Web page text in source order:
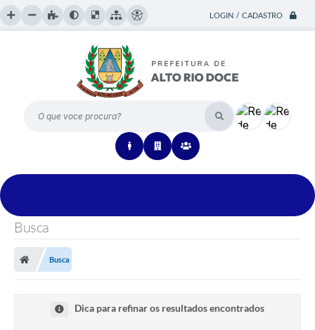
LOGIN / CADASTRO
O que voce procura?
Busca
Busca
Dica para refinar os resultados encontrados